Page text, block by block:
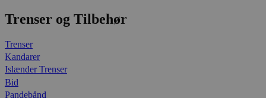
Trenser og Tilbehør
Trenser
Kandarer
Islænder Trenser
Bid
Pandebånd